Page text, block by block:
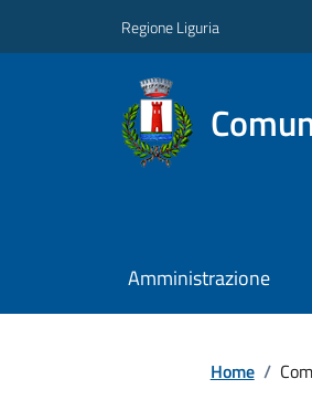
Regione Liguria
Amministrazione
Home /